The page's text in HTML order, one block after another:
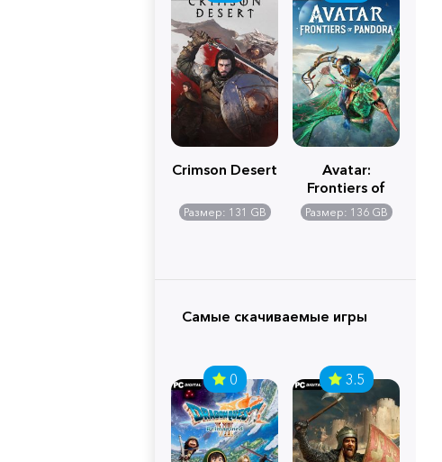
Crimson Desert
Размер: 131 GB
Avatar:
Frontiers of
Pandora
Размер: 136 GB
Самые скачиваемые игры
0 3.5